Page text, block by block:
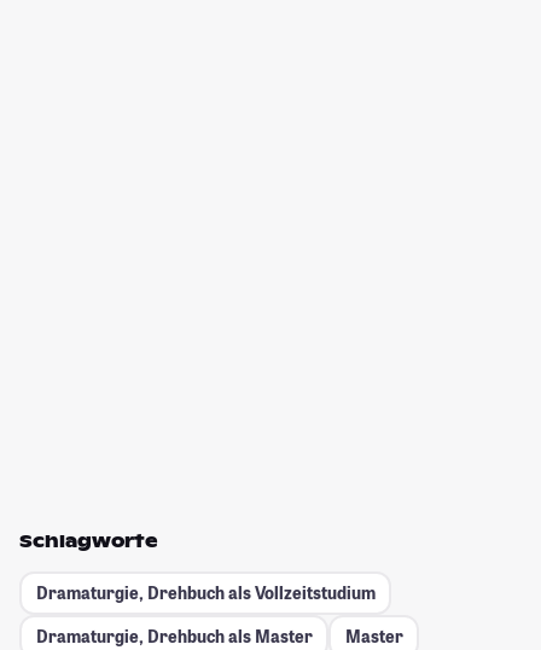
Schlagworte
Dramaturgie, Drehbuch als Vollzeitstudium
Dramaturgie, Drehbuch als Master
Master